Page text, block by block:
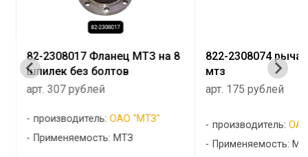
82-2308017 Фланец МТЗ на 8
шпилек без болтов
арт. 307 рублей
производитель: ОАО "МТЗ"
Применяемость: МТЗ
822-2308074
мтз
арт. 175 рублей
производитель:
Применяемость: